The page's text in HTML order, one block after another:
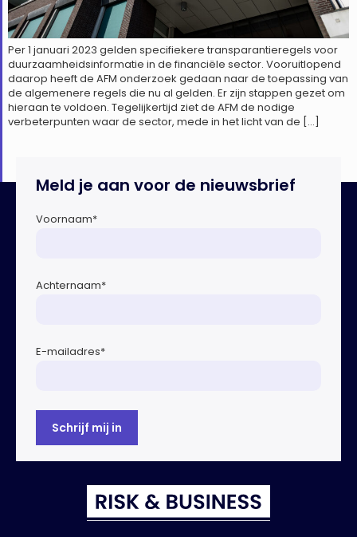
Per 1 januari 2023 gelden specifiekere transparantieregels voor
duurzaamheidsinformatie in de financiële sector. Vooruitlopend
daarop heeft de AFM onderzoek gedaan naar de toepassing van
de algemenere regels die nu al gelden. Er zijn stappen gezet om
hieraan te voldoen. Tegelijkertijd ziet de AFM de nodige
verbeterpunten waar de sector, mede in het licht van de […]
Meld je aan voor de nieuwsbrief
Voornaam*
Achternaam*
E-mailadres*